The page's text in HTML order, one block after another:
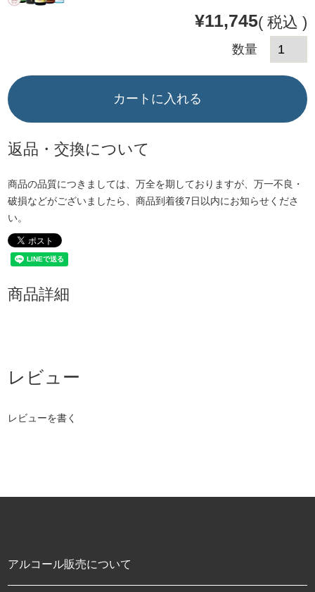
¥11,745 税込
カートに入れる
返品・交換について
商品の品質につきましては、万全を期しておりますが、万一不良・
破損などがございましたら、商品到着後7日以内にお知らせくださ
い。
レビューを書く
商品詳細
アルコール販売について